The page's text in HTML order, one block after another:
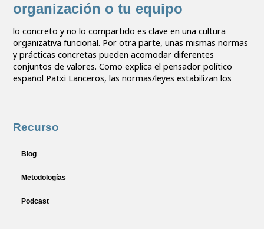
organización o tu equipo
lo concreto y no lo compartido es clave en una cultura
organizativa funcional. Por otra parte, unas mismas normas
y prácticas concretas pueden acomodar diferentes
conjuntos de valores. Como explica el pensador político
español Patxi Lanceros, las normas/leyes estabilizan los
Recurso
Blog
Metodologías
Podcast